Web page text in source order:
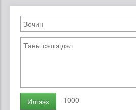
Илгээх 1000